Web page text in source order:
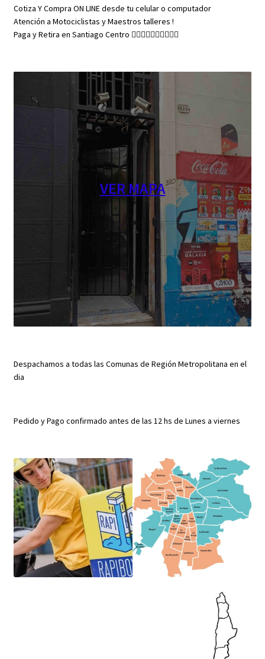
Cotiza Y Compra ON LINE desde tu celular o computador
Atención a Motociclistas y Maestros talleres !
Paga y Retira en Santiago Centro 👇🏼👇🏼👇🏼👇🏼👇🏼
VER MAPA
Despachamos a todas las Comunas de Región Metropolitana en el
dia
Pedido y Pago confirmado antes de las 12 hs de Lunes a viernes